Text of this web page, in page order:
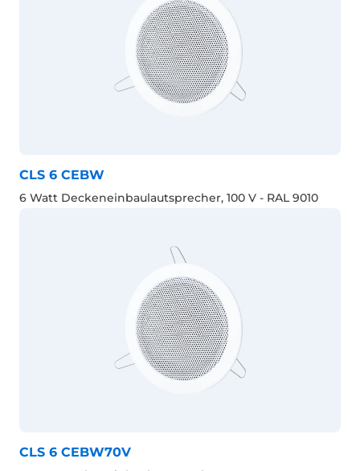
CLS 6 CEBW
6 Watt Deckeneinbaulautsprecher, 100 V - RAL 9010
CLS 6 CEBW70V